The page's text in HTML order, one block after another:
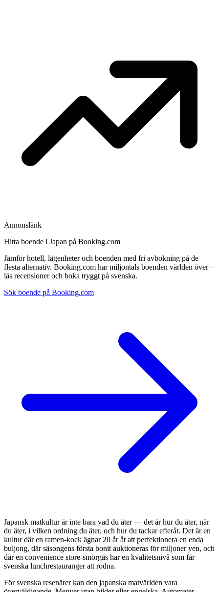
Annonslänk
Hitta boende i Japan på Booking.com
Jämför hotell, lägenheter och boenden med fri avbokning på de
flesta alternativ. Booking.com har miljontals boenden världen över –
läs recensioner och boka tryggt på svenska.
Sök boende på Booking.com
Japansk matkultur är inte bara vad du äter — det är hur du äter, när
du äter, i vilken ordning du äter, och hur du tackar efteråt. Det är en
kultur där en ramen-kock ägnar 20 år åt att perfektionera en enda
buljong, där säsongens första bonit auktioneras för miljoner yen, och
där en convenience store-smörgås har en kvalitetsnivå som får
svenska lunchrestauranger att rodna.
För svenska resenärer kan den japanska matvärlden vara